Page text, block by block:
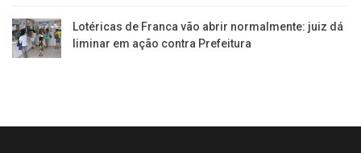
Lotéricas de Franca vão abrir normalmente: juiz dá
liminar em ação contra Prefeitura